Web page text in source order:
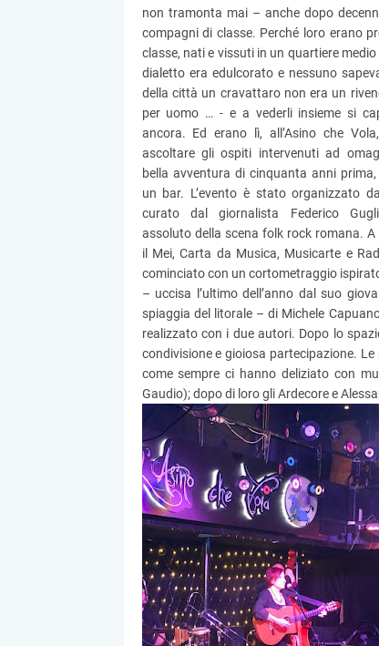
non tramonta mai – anche dopo
compagni di classe. Perché loro erano
classe, nati e vissuti in un quartiere
dialetto era edulcorato e nessuno
della città un cravattaro non era un
per uomo … - e a vederli insieme si
ancora. Ed erano lì, all’Asino che
ascoltare gli ospiti intervenuti ad
bella avventura di cinquanta anni
un bar. L’evento è stato organizzato
curato dal giornalista Federico
assoluto della scena folk rock romana.
il Mei, Carta da Musica, Musicarte e
cominciato con un cortometraggio
– uccisa l’ultimo dell’anno dal suo
spiaggia del litorale – di Michele
realizzato con i due autori. Dopo lo
condivisione e gioiosa partecipazione.
come sempre ci hanno deliziato con
Gaudio); dopo di loro gli Ardecore e